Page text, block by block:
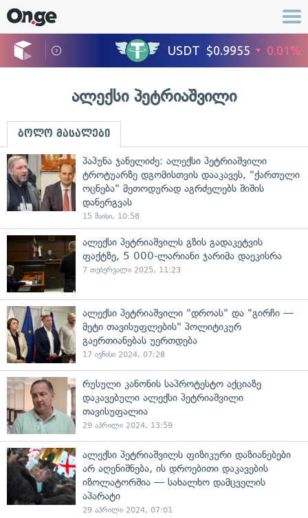
ალექსი პეტრიაშვილი
ბოლო მასალები
პაპუნა ჯანელიძე: ალექსი პეტრიაშვილი
ტროტუარზე დგომისთვის დააკავეს, "ქართული
ოცნება" მეთოდურად აგრძელებს შიშის
დანერგვას
15 მაისი, 10:58
ალექსი პეტრიაშვილს გზის გადაკეტვის
ფაქტზე, 5 000-ლარიანი ჯარიმა დაეკისრა
7 თებერვალი 2025, 11:23
ალექსი პეტრიაშვილი "დროას" და "გირჩი —
მეტი თავისუფლების" პოლიტიკურ
გაერთიანებას უერთდება
17 ივნისი 2024, 07:28
რუსული კანონის საპროტესტო აქციაზე
დაკავებული ალექსი პეტრიაშვილი
თავისუფალია
29 აპრილი 2024, 13:59
ალექსი პეტრიაშვილს ფიზიკური დაზიანებები
არ აღენიშნება, ის დროებითი დაკავების
იზოლატორშია — სახალხო დამცველის
აპარატი
29 აპრილი 2024, 07:01